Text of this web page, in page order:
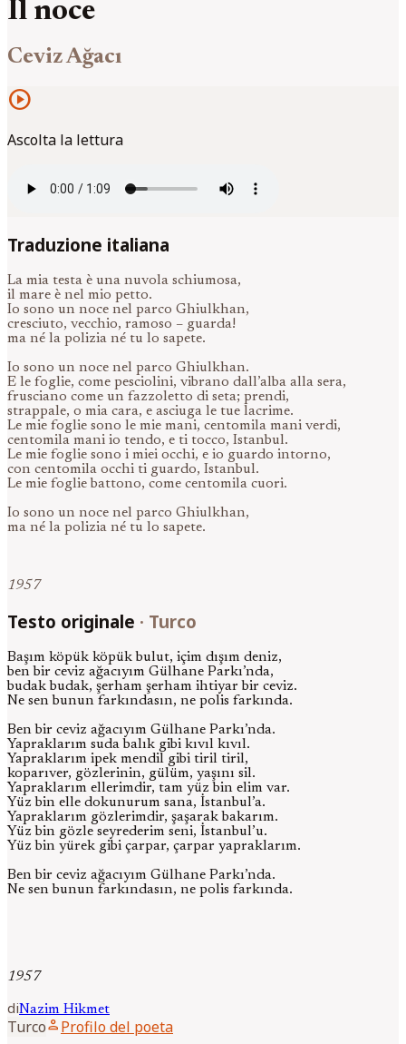
Il noce
Ceviz Ağacı
play_circle
Ascolta la lettura
Traduzione italiana
La mia testa è una nuvola schiumosa,
il mare è nel mio petto.
Io sono un noce nel parco Ghiulkhan,
cresciuto, vecchio, ramoso – guarda!
ma né la polizia né tu lo sapete.
Io sono un noce nel parco Ghiulkhan.
E le foglie, come pesciolini, vibrano dall’alba alla sera,
frusciano come un fazzoletto di seta; prendi,
strappale, o mia cara, e asciuga le tue lacrime.
Le mie foglie sono le mie mani, centomila mani verdi,
centomila mani io tendo, e ti tocco, Istanbul.
Le mie foglie sono i miei occhi, e io guardo intorno,
con centomila occhi ti guardo, Istanbul.
Le mie foglie battono, come centomila cuori.
Io sono un noce nel parco Ghiulkhan,
ma né la polizia né tu lo sapete.
1957
Testo originale · Turco
Başım köpük köpük bulut, içim dışım deniz,
ben bir ceviz ağacıyım Gülhane Parkı’nda,
budak budak, şerham şerham ihtiyar bir ceviz.
Ne sen bunun farkındasın, ne polis farkında.
Ben bir ceviz ağacıyım Gülhane Parkı’nda.
Yapraklarım suda balık gibi kıvıl kıvıl.
Yapraklarım ipek mendil gibi tiril tiril,
koparıver, gözlerinin, gülüm, yaşını sil.
Yapraklarım ellerimdir, tam yüz bin elim var.
Yüz bin elle dokunurum sana, İstanbul’a.
Yapraklarım gözlerimdir, şaşarak bakarım.
Yüz bin gözle seyrederim seni, İstanbul’u.
Yüz bin yürek gibi çarpar, çarpar yapraklarım.
Ben bir ceviz ağacıyım Gülhane Parkı’nda.
Ne sen bunun farkındasın, ne polis farkında.
1957
diNazim Hikmet
Turcoperson Profilo del poeta